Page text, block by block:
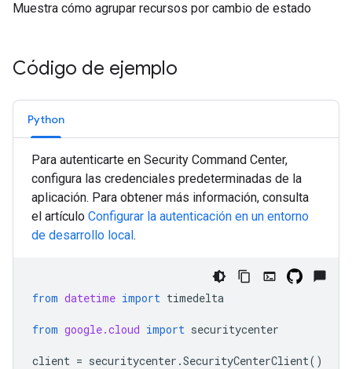
Muestra cómo agrupar recursos por cambio de estado
Código de ejemplo
Python
Para autenticarte en Security Command Center,
configura las credenciales predeterminadas de la
aplicación. Para obtener más información, consulta
el artículo Configurar la autenticación en un entorno
de desarrollo local.
from datetime import timedelta
from google.cloud import securitycenter
client = securitycenter .SecurityCenterClient()